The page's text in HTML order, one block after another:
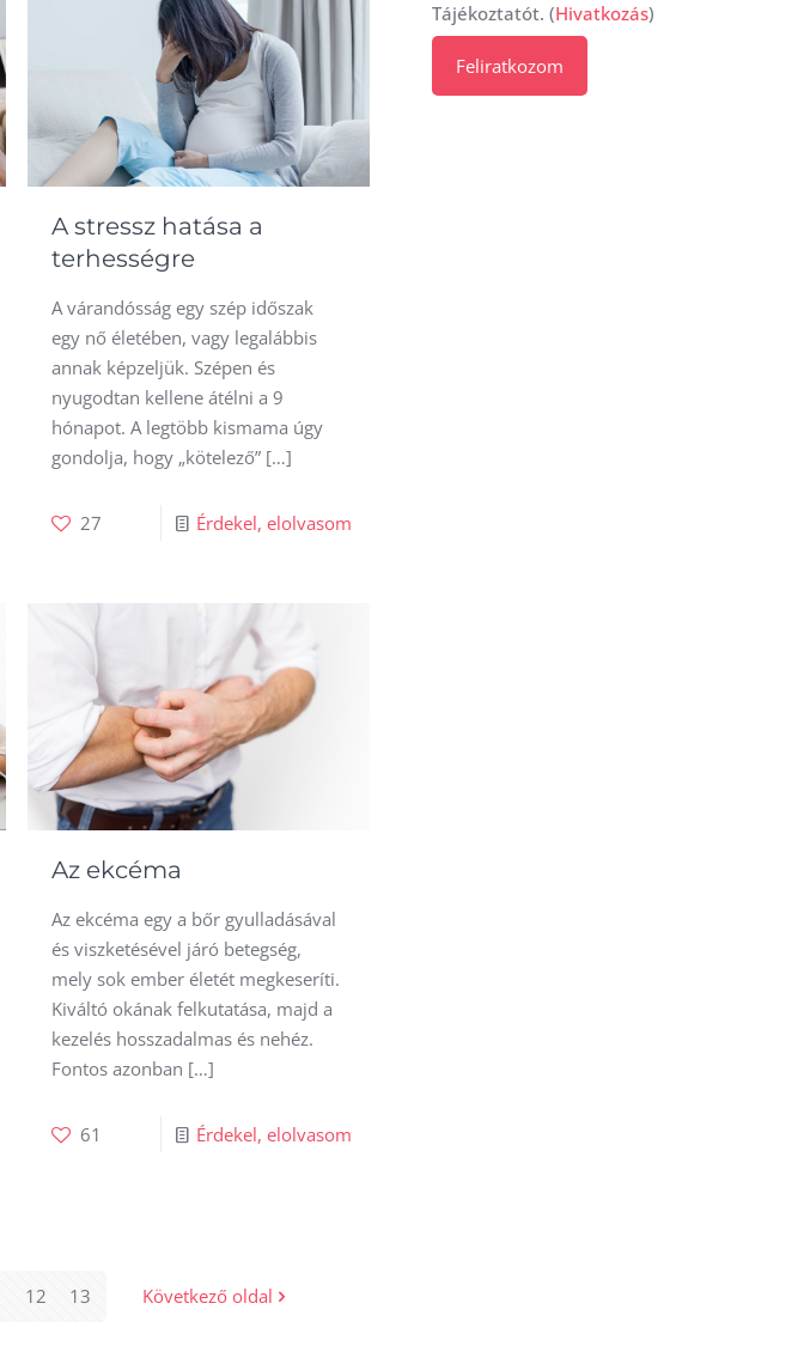
A stressz hatása a
terhességre
A várandósság egy szép időszak
egy nő életében, vagy legalábbis
annak képzeljük. Szépen és
nyugodtan kellene átélni a 9
hónapot. A legtöbb kismama úgy
gondolja, hogy „kötelező” […]
27 Érdekel, elolvasom
Az ekcéma
Az ekcéma egy a bőr gyulladásával
és viszketésével járó betegség,
mely sok ember életét megkeseríti.
Kiváltó okának felkutatása, majd a
kezelés hosszadalmas és nehéz.
Fontos azonban […]
61 Érdekel, elolvasom
12 13 Következő oldal
Tájékoztatót. (Hivatkozás)